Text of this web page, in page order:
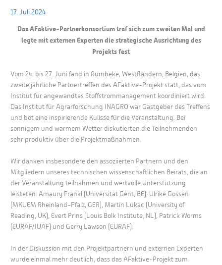
17. Juli 2024
Das AFaktive-Partnerkonsortium traf sich zum zweiten Mal und
legte mit externen Experten die strategische Ausrichtung des
Projekts fest
Vom 24. bis 27. Juni fand in Rumbeke, Westflandern, Belgien, das
zweite jährliche Partnertreffen des AFaktive-Projekt statt, das vom
Institut für angewandtes Stoffstrommanagement koordiniert wird.
Das Institut für Agrarforschung INAGRO war Gastgeber des Treffens
und bot eine inspirierende Kulisse für die Veranstaltung. Bei
sonnigem und warmem Wetter diskutierten die Teilnehmenden
sehr produktiv über die Projektmaßnahmen.
Wir danken insbesondere den assoziierten Partnern und den
Mitgliedern unseres technischen wissenschaftlichen Beirats, die an
der Veranstaltung teilnahmen und wertvolle Unterstützung
leisteten: Amaury Frankl (Universität Gent, BE), Ulrike Gossen
(MKUEM Rheinland-Pfalz, GER), Martin Lukac (University of
Reading, UK), Evert Prins (Louis Bolk Institute, NL), Patrick Worms
(EURAF/IUAF) und Gerry Lawson (EURAF).
In der Diskussion mit den Projektpartnern und externen Experten
wurde einmal mehr deutlich, dass das AFaktive-Projekt zum